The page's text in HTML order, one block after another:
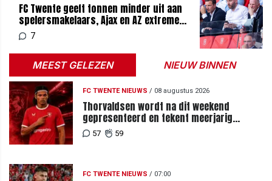
FC Twente geeft tonnen minder uit aan
spelersmakelaars, Ajax en AZ extreme
uitschieters
7
MEEST GELEZEN NIEUW BINNEN
FC TWENTE NIEUWS / 08 augustus 2026
Thorvaldsen wordt na dit weekend
gepresenteerd en tekent meerjarig
contract bij FC Twente
57 59
FC TWENTE NIEUWS / 07:00